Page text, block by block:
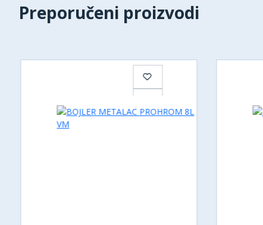
Preporučeni proizvodi